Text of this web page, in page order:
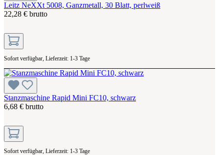
Leitz NeXXt 5008, Ganzmetall, 30 Blatt, perlweiß
22,28 € brutto
Sofort verfügbar, Lieferzeit: 1-3 Tage
Stanzmaschine Rapid Mini FC10, schwarz
6,68 € brutto
Sofort verfügbar, Lieferzeit: 1-3 Tage